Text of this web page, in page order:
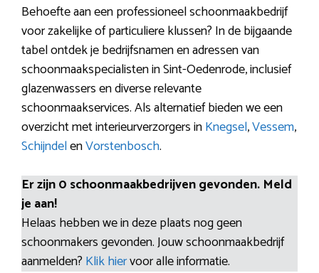
Behoefte aan een professioneel schoonmaakbedrijf
voor zakelijke of particuliere klussen? In de bijgaande
tabel ontdek je bedrijfsnamen en adressen van
schoonmaakspecialisten in Sint-Oedenrode, inclusief
glazenwassers en diverse relevante
schoonmaakservices. Als alternatief bieden we een
overzicht met interieurverzorgers inKnegsel,Vessem,
SchijndelenVorstenbosch.
Er zijn 0 schoonmaakbedrijven gevonden. Meld
je aan!
Helaas hebben we in deze plaats nog geen
schoonmakers gevonden. Jouw schoonmaakbedrijf
aanmelden? Klik hiervoor alle informatie.